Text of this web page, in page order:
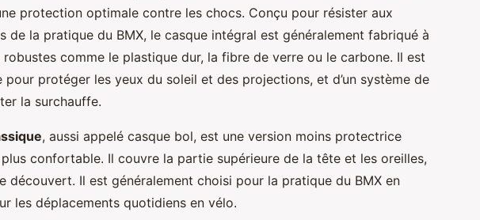
protection optimale contre les chocs. Conçu pour résister aux
de la pratique du BMX, le casque intégral est généralement fabriqué à
comme le plastique dur, la fibre de verre ou le carbone. Il est
pour protéger les yeux du soleil et des projections, et d’un système de
la surchauffe.
, aussi appelé casque bol, est une version moins protectrice
confortable. Il couvre la partie supérieure de la tête et les oreilles,
découvert. Il est généralement choisi pour la pratique du BMX en
les déplacements quotidiens en vélo.